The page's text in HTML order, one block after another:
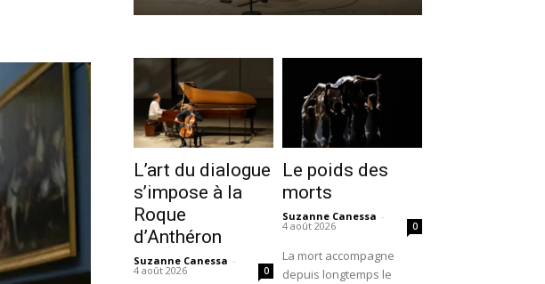
L’art du dialogue
s’impose à la
Roque
d’Anthéron
Suzanne Canessa -
4 août 2026 0
Le poids des
morts
Suzanne Canessa -
4 août 2026 0
La mort accompagne
depuis longtemps le